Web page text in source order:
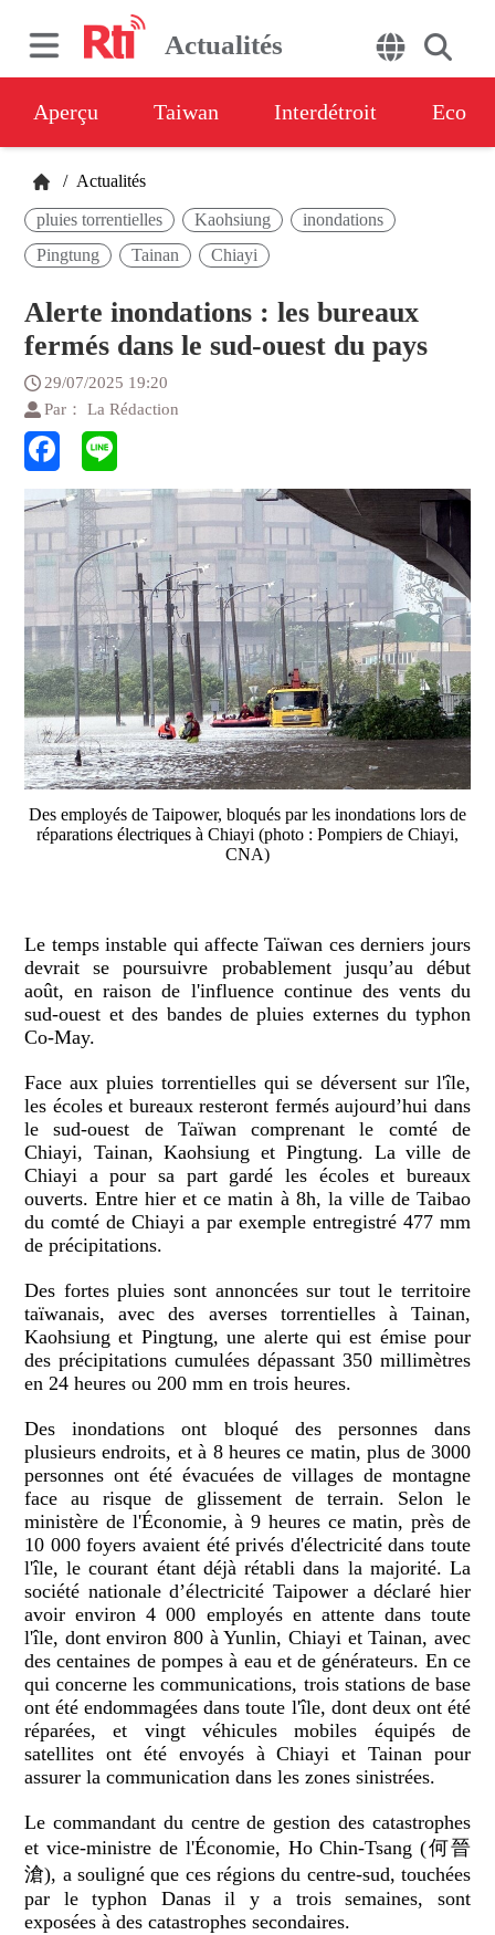
Actualités
Aperçu Taiwan Interdétroit Eco
/ Actualités
pluies torrentielles Kaohsiung
inondations
Pingtung
Tainan Chiayi
Alerte inondations : les bureaux
fermés dans le sud-ouest du pays
29/07/2025 19:20
Par： La Rédaction
Des employés de Taipower, bloqués par les inondations lors de
réparations électriques à Chiayi (photo : Pompiers de Chiayi,
CNA)
Le temps instable qui affecte Taïwan ces derniers jours
devrait se poursuivre probablement jusqu’au début
août, en raison de l'influence continue des vents du
sud-ouest et des bandes de pluies externes du typhon
Co-May.
Face aux pluies torrentielles qui se déversent sur l'île,
les écoles et bureaux resteront fermés aujourd’hui dans
le sud-ouest de Taïwan comprenant le comté de
Chiayi, Tainan, Kaohsiung et Pingtung. La ville de
Chiayi a pour sa part gardé les écoles et bureaux
ouverts. Entre hier et ce matin à 8h, la ville de Taibao
du comté de Chiayi a par exemple entregistré 477 mm
de précipitations.
Des fortes pluies sont annoncées sur tout le territoire
taïwanais, avec des averses torrentielles à Tainan,
Kaohsiung et Pingtung, une alerte qui est émise pour
des précipitations cumulées dépassant 350 millimètres
en 24 heures ou 200 mm en trois heures.
Des inondations ont bloqué des personnes dans
plusieurs endroits, et à 8 heures ce matin, plus de 3000
personnes ont été évacuées de villages de montagne
face au risque de glissement de terrain. Selon le
ministère de l'Économie, à 9 heures ce matin, près de
10 000 foyers avaient été privés d'électricité dans toute
l'île, le courant étant déjà rétabli dans la majorité. La
société nationale d’électricité Taipower a déclaré hier
avoir environ 4 000 employés en attente dans toute
l'île, dont environ 800 à Yunlin, Chiayi et Tainan, avec
des centaines de pompes à eau et de générateurs. En ce
qui concerne les communications, trois stations de base
ont été endommagées dans toute l'île, dont deux ont été
réparées, et vingt véhicules mobiles équipés de
satellites ont été envoyés à Chiayi et Tainan pour
assurer la communication dans les zones sinistrées.
Le commandant du centre de gestion des catastrophes
et vice-ministre de l'Économie, Ho Chin-Tsang (何晉
滄), a souligné que ces régions du centre-sud, touchées
par le typhon Danas il y a trois semaines, sont
exposées à des catastrophes secondaires.